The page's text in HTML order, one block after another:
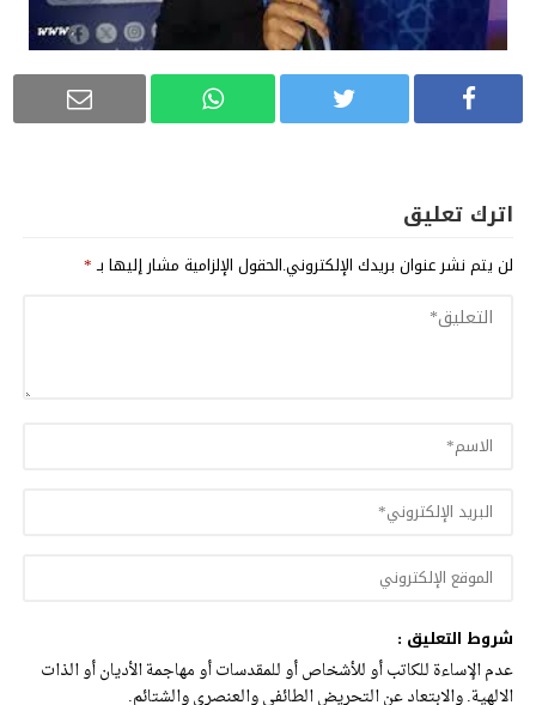
اترك تعليق
لن يتم نشر عنوان بريدك الإلكتروني.الحقول الإلزامية مشار إليها بـ*
شروط التعليق :
عدم الإساءة للكاتب أو للأشخاص أو للمقدسات أو مهاجمة الأديان أو الذات
الالهية. والابتعاد عن التحريض الطائفي والعنصري والشتائم.